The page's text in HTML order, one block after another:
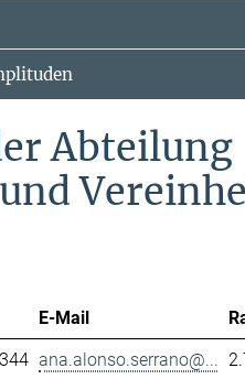
Abteilung
E-Mail
ana.alonso.serrano@...